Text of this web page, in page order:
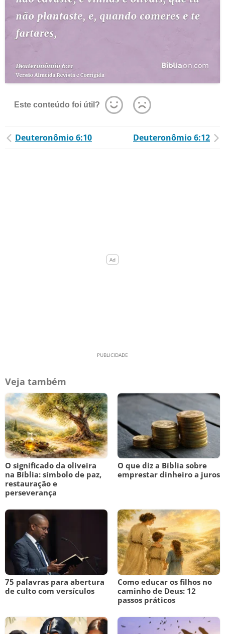
Este conteúdo foi útil?
Deuteronômio 6:10 Deuteronômio 6:12
Veja também
O significado da oliveira
na Bíblia: símbolo de paz,
restauração e
perseverança
O que diz a Bíblia sobre
emprestar dinheiro a juros
75 palavras para abertura
de culto com versículos
Como educar os filhos no
caminho de Deus: 12
passos práticos